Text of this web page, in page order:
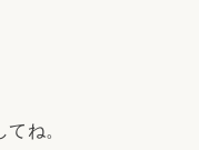
ね。